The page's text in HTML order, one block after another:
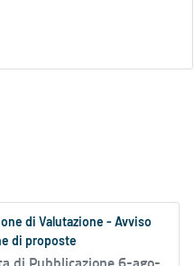
di Valutazione - Avviso
di proposte